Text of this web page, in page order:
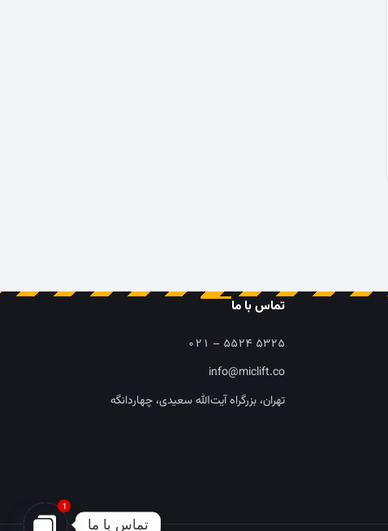
تماس با ما
۰۲۱ – ۵۵۲۴ ۵۳۲۵
info@miclift.co
تهران، بزرگراه آیت‌الله سعیدی، چهاردانگه
تماس با ما
1